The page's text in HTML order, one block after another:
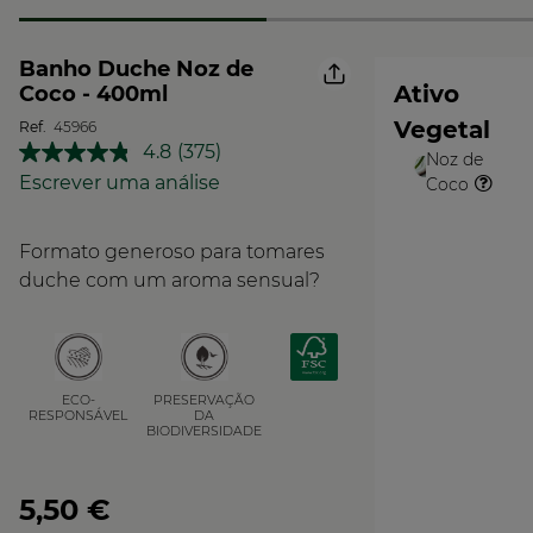
Banho Duche Noz de
Coco - 400ml
Ref. 45966
4.8 Leu
375
a
mesma
página.
(375)
Escrever uma análise
Formato generoso para tomares
duche com um aroma sensual?
ECO-
RESPONSÁVEL
PRESERVAÇÃO
DA
BIODIVERSIDADE
5,50 €
Ativo
Vegetal
O
Vegetal
Noz de
Coco